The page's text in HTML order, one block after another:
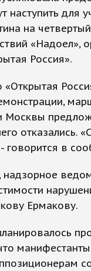
наступить для
на четвертый
«Надоел»,
Россия».
«Открытая
Москвы
отказались.
говорится в
Ермакову.